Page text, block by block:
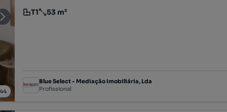
44
Tipologia
T1
Preço por metro quadrado
53 m²
Blue Select - Mediação Imobiliária, Lda
Profissional